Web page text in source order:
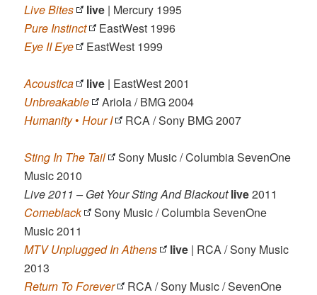
Live Bites
live | Mercury 1995
Pure Instinct
EastWest 1996
Eye II Eye
EastWest 1999
Acoustica live | EastWest 2001
Unbreakable
Ariola / BMG 2004
Humanity•Hour I RCA / Sony BMG 2007
Sting In The Tail
Sony Music / Columbia SevenOne
Music 2010
Live 2011 – Get Your Sting And Blackout live2011
Comeblack
Sony Music / Columbia SevenOne
Music 2011
MTV Unplugged In Athens
live | RCA / Sony Music
2013
Return To Forever
RCA / Sony Music / SevenOne